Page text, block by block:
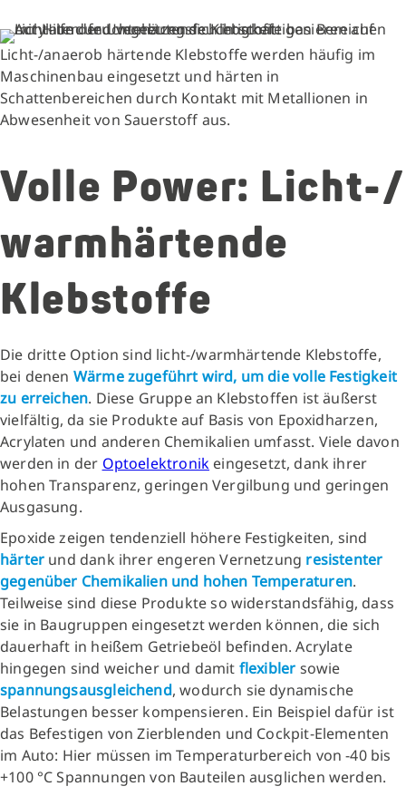
Licht-/anaerob härtende Klebstoffe werden häufig im
Maschinenbau eingesetzt und härten in
Schattenbereichen durch Kontakt mit Metallionen in
Abwesenheit von Sauerstoff aus.
Volle Power: Licht-/
warmhärtende
Klebstoffe
Die dritte Option sind licht-/warmhärtende Klebstoffe,
bei denen Wärme zugeführt wird, um die volle Festigkeit
zu erreichen. Diese Gruppe an Klebstoffen ist äußerst
vielfältig, da sie Produkte auf Basis von Epoxidharzen,
Acrylaten und anderen Chemikalien umfasst. Viele davon
werden in der Optoelektronik eingesetzt, dank ihrer
hohen Transparenz, geringen Vergilbung und geringen
Ausgasung.
Epoxide zeigen tendenziell höhere Festigkeiten, sind
härter und dank ihrer engeren Vernetzung resistenter
gegenüber Chemikalien und hohen Temperaturen.
Teilweise sind diese Produkte so widerstandsfähig, dass
sie in Baugruppen eingesetzt werden können, die sich
dauerhaft in heißem Getriebeöl befinden. Acrylate
hingegen sind weicher und damit flexibler sowie
spannungsausgleichend, wodurch sie dynamische
Belastungen besser kompensieren. Ein Beispiel dafür ist
das Befestigen von Zierblenden und Cockpit-Elementen
im Auto: Hier müssen im Temperaturbereich von -40 bis
+100 °C Spannungen von Bauteilen ausglichen werden.